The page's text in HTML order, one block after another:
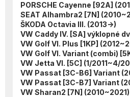
PORSCHE Cayenne [92A]
SEAT Alhambra2 [7N]
ŠKODA Octavia III. (2013->)
VW Caddy IV. [SA] výklopné
VW Golf VI. Plus [1KP]
VW Golf VI. Variant (combi)
VW Jetta VI. [5C] (1/2011~4/
VW Passat [3C-B6] Variant
VW Passat [3C-B7] Variant
VW Sharan2 [7N] (2010~2021)